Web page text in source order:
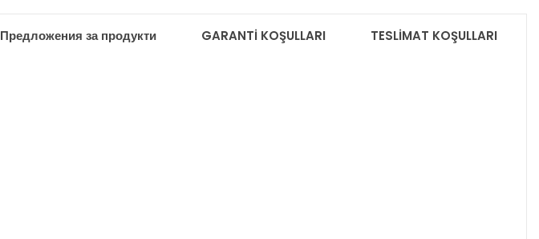
Предложения за продукти GARANTİ KOŞULLARI TESLİMAT KOŞULLARI